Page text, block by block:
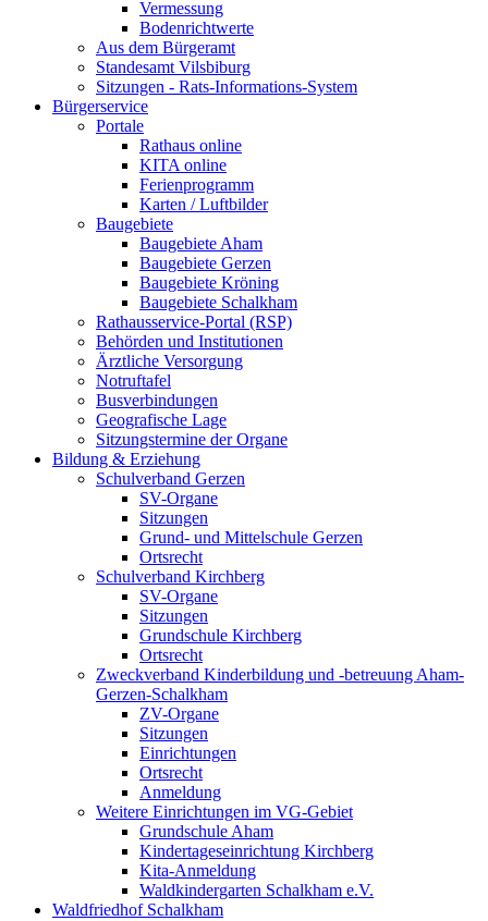
Vermessung
Bodenrichtwerte
Aus dem Bürgeramt
Standesamt Vilsbiburg
Sitzungen - Rats-Informations-System
Bürgerservice
Portale
Rathaus online
KITA online
Ferienprogramm
Karten / Luftbilder
Baugebiete
Baugebiete Aham
Baugebiete Gerzen
Baugebiete Kröning
Baugebiete Schalkham
Rathausservice-Portal (RSP)
Behörden und Institutionen
Ärztliche Versorgung
Notruftafel
Busverbindungen
Geografische Lage
Sitzungstermine der Organe
Bildung & Erziehung
Schulverband Gerzen
SV-Organe
Sitzungen
Grund- und Mittelschule Gerzen
Ortsrecht
Schulverband Kirchberg
SV-Organe
Sitzungen
Grundschule Kirchberg
Ortsrecht
Zweckverband Kinderbildung und -betreuung Aham-
Gerzen-Schalkham
ZV-Organe
Sitzungen
Einrichtungen
Ortsrecht
Anmeldung
Weitere Einrichtungen im VG-Gebiet
Grundschule Aham
Kindertageseinrichtung Kirchberg
Kita-Anmeldung
Waldkindergarten Schalkham e.V.
Waldfriedhof Schalkham